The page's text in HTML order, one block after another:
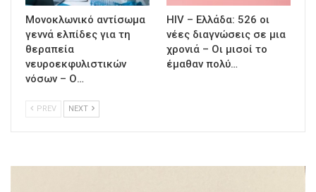
Μονοκλωνικό αντίσωμα
γεννά ελπίδες για τη
θεραπεία
νευροεκφυλιστικών
νόσων – Ο…
HIV – Ελλάδα: 526 οι
νέες διαγνώσεις σε μια
χρονιά – Οι μισοί το
έμαθαν πολύ…
PREV NEXT